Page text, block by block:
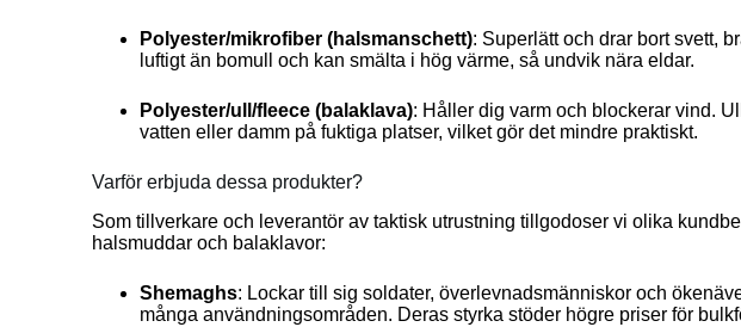
Polyester/mikrofiber (halsmanschett): Superlätt och drar bort svett,
luftigt än bomull och kan smälta i hög värme, så undvik nära eldar.
Polyester/ull/fleece (balaklava): Håller dig varm och blockerar vind.
vatten eller damm på fuktiga platser, vilket gör det mindre praktiskt.
Varför erbjuda dessa produkter?
Som tillverkare och leverantör av taktisk utrustning tillgodoser vi olika
halsmuddar och balaklavor:
Shemaghs: Lockar till sig soldater, överlevnadsmänniskor och
många användningsområden. Deras styrka stöder högre priser för